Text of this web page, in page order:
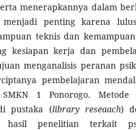
menerapkannya dalam
penting karena
teknis dan
kesiapan kerja dan
menganalisis peranan
pembelajaran
1 Ponorogo. Metode
pustaka (library reseaach)
penelitian terkait